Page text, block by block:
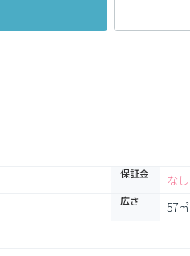
保証金 なし
広さ 57㎡